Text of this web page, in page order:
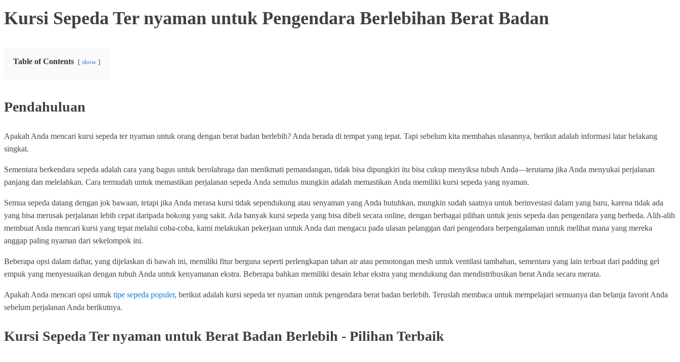
Kursi Sepeda Ter nyaman untuk Pengendara Berlebihan Berat Badan
Table of Contents show
Pendahuluan
Apakah Anda mencari kursi sepeda ter nyaman untuk orang dengan berat badan berlebih? Anda berada di tempat yang tepat. Tapi sebelum kita membahas ulasannya, berikut adalah informasi latar belakang
singkat.
Sementara berkendara sepeda adalah cara yang bagus untuk berolahraga dan menikmati pemandangan, tidak bisa dipungkiri itu bisa cukup menyiksa tubuh Anda—terutama jika Anda menyukai perjalanan
panjang dan melelahkan. Cara termudah untuk memastikan perjalanan sepeda Anda semulus mungkin adalah memastikan Anda memiliki kursi sepeda yang nyaman.
Semua sepeda datang dengan jok bawaan, tetapi jika Anda merasa kursi tidak sependukung atau senyaman yang Anda butuhkan, mungkin sudah saatnya untuk berinvestasi dalam yang baru, karena tidak ada
yang bisa merusak perjalanan lebih cepat daripada bokong yang sakit. Ada banyak kursi sepeda yang bisa dibeli secara online, dengan berbagai pilihan untuk jenis sepeda dan pengendara yang berbeda. Alih-alih
membuat Anda mencari kursi yang tepat melalui coba-coba, kami melakukan pekerjaan untuk Anda dan mengacu pada ulasan pelanggan dari pengendara berpengalaman untuk melihat mana yang mereka
anggap paling nyaman dari sekelompok ini.
Beberapa opsi dalam daftar, yang dijelaskan di bawah ini, memiliki fitur berguna seperti perlengkapan tahan air atau pemotongan mesh untuk ventilasi tambahan, sementara yang lain terbuat dari padding gel
empuk yang menyesuaikan dengan tubuh Anda untuk kenyamanan ekstra. Beberapa bahkan memiliki desain lebar ekstra yang mendukung dan mendistribusikan berat Anda secara merata.
Apakah Anda mencari opsi untuk tipe sepeda populer, berikut adalah kursi sepeda ter nyaman untuk pengendara berat badan berlebih. Teruslah membaca untuk mempelajari semuanya dan belanja favorit Anda
sebelum perjalanan Anda berikutnya.
Kursi Sepeda Ter nyaman untuk Berat Badan Berlebih - Pilihan Terbaik